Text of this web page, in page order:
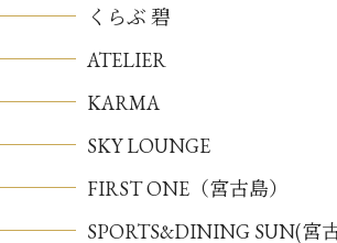
くらぶ 碧
ATELIER
KARMA
SKY LOUNGE
FIRST ONE（宮古島）
SPORTS&DINING SUN(宮古